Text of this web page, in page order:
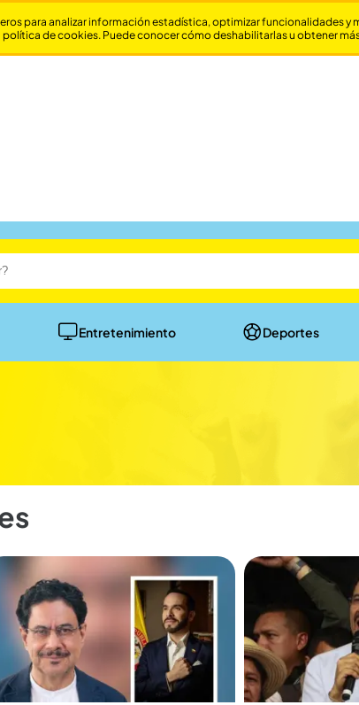
Entretenimiento Deportes
para analizar información estadística, optimizar funcionalidades
de cookies. Puede conocer cómo deshabilitarlas u obtener